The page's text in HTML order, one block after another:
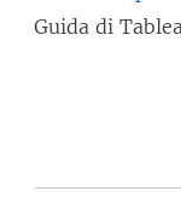
Guida di